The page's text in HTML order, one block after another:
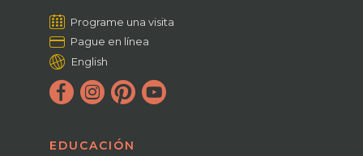
Programe una visita
Pague en línea
English
EDUCACIÓN